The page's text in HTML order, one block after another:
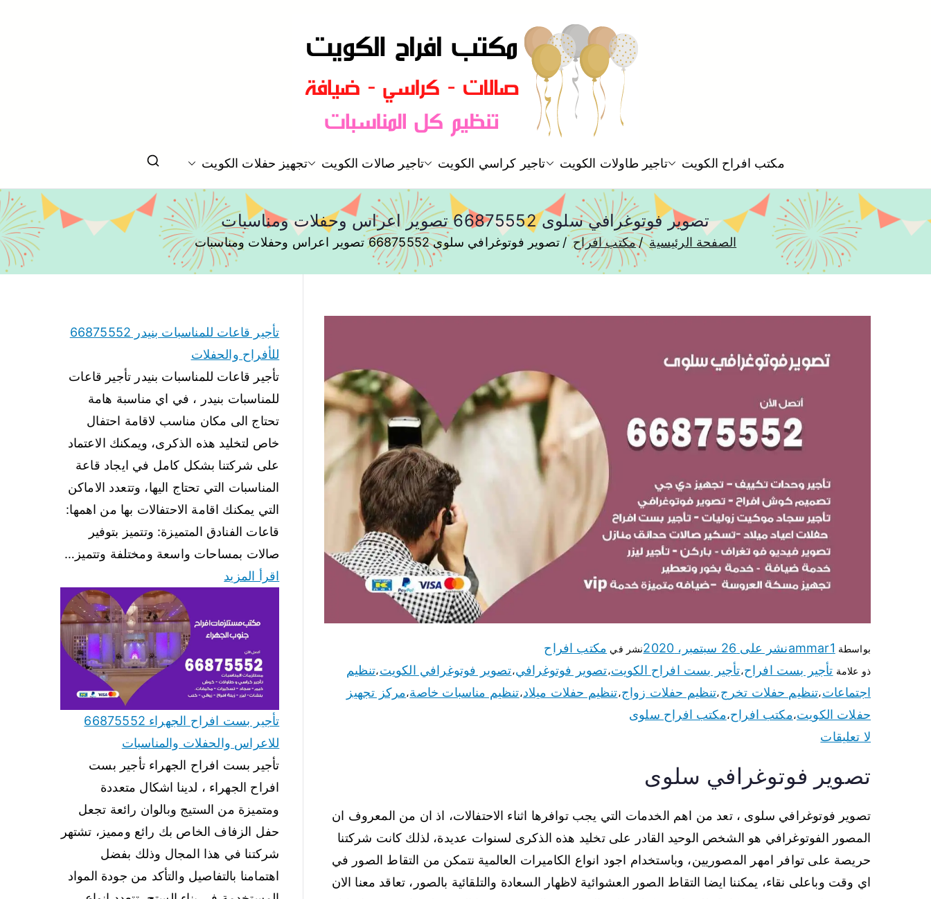
مكتب افراح
مكتب افراح و مناسبات و زواج و تخرج بالكويت مكتب افراح الكويت تاجير طاولات الكويت تاجير كراسي الكويت تاجير صالات الكويت تجهيز حفلات الكويت
تصوير فوتوغرافي سلوى 66875552 تصوير اعراس وحفلات ومناسبات
الصفحة الرئيسية مكتب افراح تصوير فوتوغرافي سلوى 66875552 تصوير اعراس وحفلات ومناسبات
بواسطة ammar1نشر على 26 سبتمبر، 2020 نشر في مكتب افراح
ذو علامة تأجير بست افراح،تأجير بست افراح الكويت،تصوير فوتوغرافي،تصوير فوتوغرافي الكويت،تنظيم
اجتماعات،تنظيم حفلات تخرج،تنظيم حفلات زواج،تنظيم حفلات ميلاد،تنظيم مناسبات خاصة،مركز تجهيز
حفلات الكويت،مكتب افراح،مكتب افراح سلوى
لا تعليقات
تصوير فوتوغرافي سلوى
تصوير فوتوغرافي سلوى ، تعد من اهم الخدمات التي يجب توافرها اثناء الاحتفالات، اذ ان من المعروف ان
المصور الفوتوغرافي هو الشخص الوحيد القادر على تخليد هذه الذكرى لسنوات عديدة، لذلك كانت شركتنا
حريصة على توافر امهر المصوريين، وباستخدام اجود انواع الكاميرات العالمية نتمكن من التقاط الصور في
اي وقت وباعلى نقاء، يمكننا ايضا التقاط الصور العشوائية لاظهار السعادة والتلقائية بالصور، تعاقد معنا الان
تأجير قاعات للمناسبات بنيدر 66875552
للأفراح والحفلات
تأجير قاعات للمناسبات بنيدر تأجير قاعات
للمناسبات بنيدر ، في اي مناسبة هامة
تحتاج الى مكان مناسب لاقامة احتفال
خاص لتخليد هذه الذكرى، ويمكنك الاعتماد
على شركتنا بشكل كامل في ايجاد قاعة
المناسبات التي تحتاج اليها، وتتعدد الاماكن
التي يمكنك اقامة الاحتفالات بها من اهمها:
قاعات الفنادق المتميزة: وتتميز بتوفير
صالات بمساحات واسعة ومختلفة وتتميز…
اقرأ المزيد
تأجير بست افراح الجهراء 66875552
للاعراس والحفلات والمناسبات
تأجير بست افراح الجهراء تأجير بست
افراح الجهراء ، لدينا اشكال متعددة
ومتميزة من الستيج وبالوان رائعة تجعل
حفل الزفاف الخاص بك رائع ومميز، تشتهر
شركتنا في هذا المجال وذلك بفضل
اهتمامنا بالتفاصيل والتأكد من جودة المواد